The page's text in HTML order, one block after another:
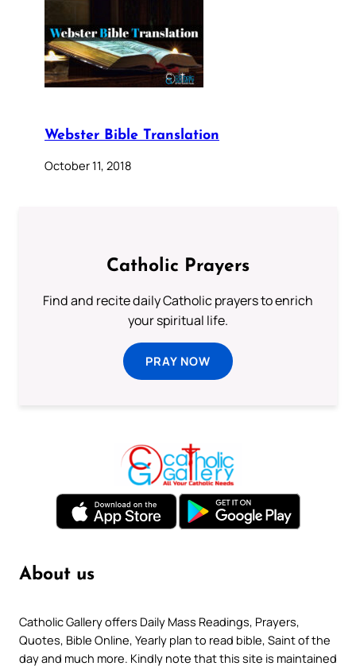
Webster Bible Translation
October 11, 2018
Catholic Prayers
Find and recite daily Catholic prayers to enrich
your spiritual life.
PRAY NOW
About us
Catholic Gallery offers Daily Mass Readings, Prayers,
Quotes, Bible Online, Yearly plan to read bible, Saint of the
day and much more. Kindly note that this site is maintained